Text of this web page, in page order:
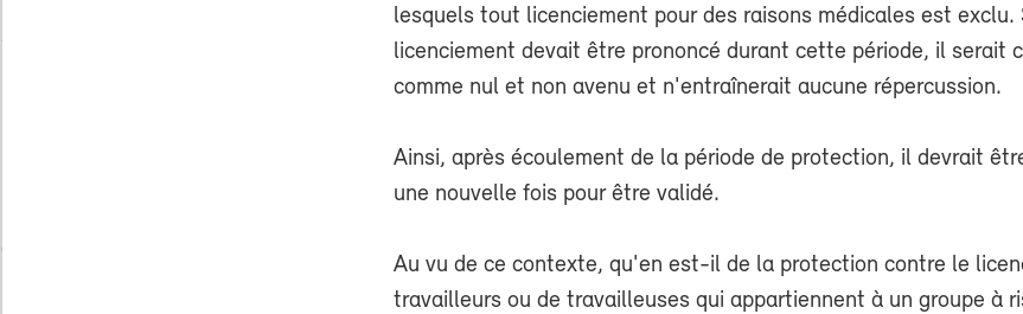
lesquels tout licenciement pour des raisons médicales est exclu.
licenciement devait être prononcé durant cette période, il serait
comme nul et non avenu et n'entraînerait aucune répercussion.
Ainsi, après écoulement de la période de protection, il devrait
une nouvelle fois pour être validé.
Au vu de ce contexte, qu'en est-il de la protection contre le
travailleurs ou de travailleuses qui appartiennent à un groupe à